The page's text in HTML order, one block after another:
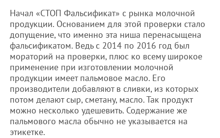
Начал «СТОП Фальсификат» с рынка молочной
продукции. Основанием для этой проверки стало
допущение, что именно эта ниша перенасыщена
фальсификатом. Ведь с 2014 по 2016 год был
мораторий на проверки, плюс ко всему широкое
применение при изготовлении молочной
продукции имеет пальмовое масло. Его
производители добавляют в сливки, из которых
потом делают сыр, сметану, масло. Так продукт
можно несколько удешевить. Содержание же
пальмового масла обычно не указывается на
этикетке.